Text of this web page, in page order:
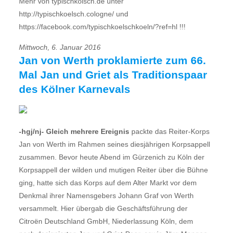
http://typischkoelsch.cologne/ und
https://facebook.com/typischkoelschkoeln/?ref=hl !!!
Mittwoch, 6. Januar 2016
Jan von Werth proklamierte zum 66.
Mal Jan und Griet als Traditionspaar
des Kölner Karnevals
-hgj/nj- Gleich mehrere Ereignis packte das Reiter-Korps
Jan von Werth im Rahmen seines diesjährigen Korpsappell
zusammen. Bevor heute Abend im Gürzenich zu Köln der
Korpsappell der wilden und mutigen Reiter über die Bühne
ging, hatte sich das Korps auf dem Alter Markt vor dem
Denkmal ihrer Namensgebers Johann Graf von Werth
versammelt. Hier übergab die Geschäftsführung der
Citroën Deutschland GmbH, Niederlassung Köln, dem